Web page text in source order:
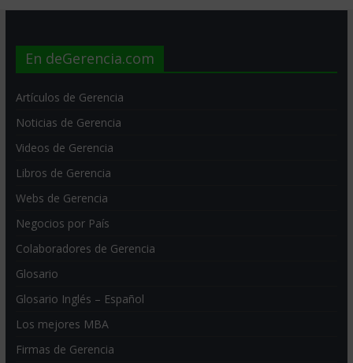
En deGerencia.com
Artículos de Gerencia
Noticias de Gerencia
Videos de Gerencia
Libros de Gerencia
Webs de Gerencia
Negocios por País
Colaboradores de Gerencia
Glosario
Glosario Inglés – Español
Los mejores MBA
Firmas de Gerencia